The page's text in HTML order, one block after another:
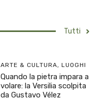
Tutti
ARTE & CULTURA, LUOGHI
Quando la pietra impara a
volare: la Versilia scolpita
da Gustavo Vélez